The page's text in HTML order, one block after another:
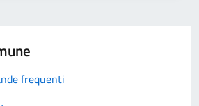
frequenti